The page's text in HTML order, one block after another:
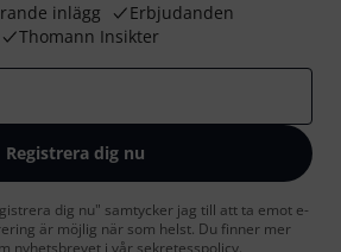
inlägg
Erbjudanden
Thomann Insikter
Registrera dig nu
dig nu" samtycker jag till att ta emot e-
är möjlig när som helst. Du finner mer